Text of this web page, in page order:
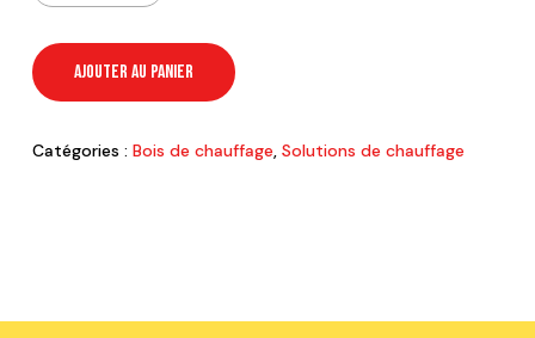
AJOUTER AU PANIER
Catégories : Bois de chauffage, Solutions de chauffage